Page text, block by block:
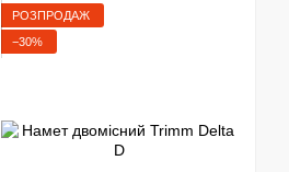
РОЗПРОДАЖ
−30%